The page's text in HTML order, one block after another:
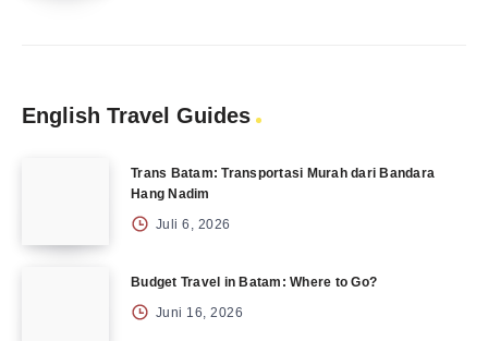
English Travel Guides
Trans Batam: Transportasi Murah dari Bandara
Hang Nadim
Juli 6, 2026
Budget Travel in Batam: Where to Go?
Juni 16, 2026